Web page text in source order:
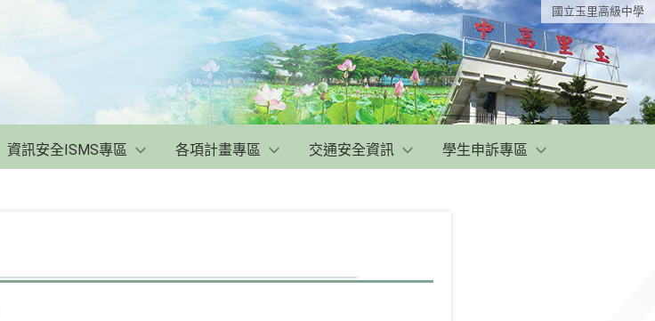
國立玉里高級中學
資訊安全ISMS專區 各項計畫專區 交通安全資訊 學生申訴專區